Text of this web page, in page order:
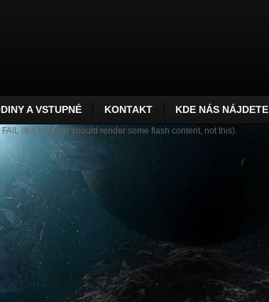
A VSTUPNÉ KONTAKT KDE NÁS NÁJDETE
FAIL (the browser should render some flash content, not this).